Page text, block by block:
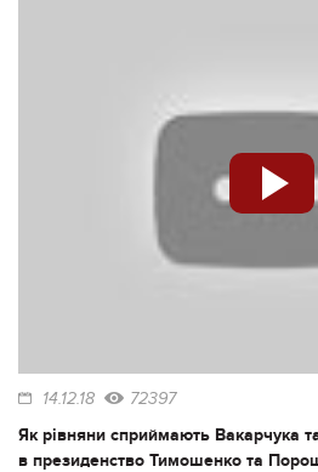
14.12.18 72397
Як рівняни сприймають Вакарчука
в президенство Тимошенко та